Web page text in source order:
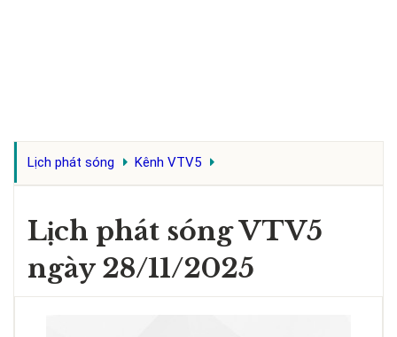
Lịch phát sóng Kênh VTV5
Lịch phát sóng VTV5
ngày 28/11/2025